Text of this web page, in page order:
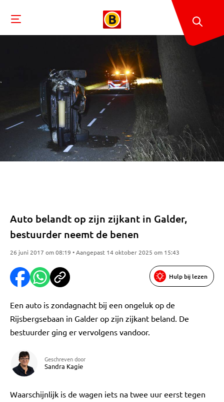
Auto belandt op zijn zijkant in Galder,
bestuurder neemt de benen
26 juni 2017 om 08:19 • Aangepast 14 oktober 2025 om 15:43
Hulp bij lezen
Een auto is zondagnacht bij een ongeluk op de
Rijsbergsebaan in Galder op zijn zijkant beland. De
bestuurder ging er vervolgens vandoor.
Geschreven door
Sandra Kagie
Waarschijnlijk is de wagen iets na twee uur eerst tegen